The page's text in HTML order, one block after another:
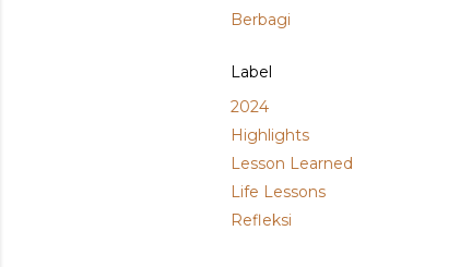
Berbagi
Label
2024
Highlights
Lesson Learned
Life Lessons
Refleksi